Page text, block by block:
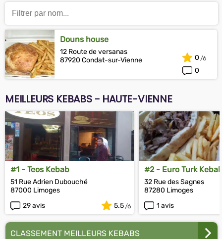
Douns house
12 Route de versanas
87920 Condat-sur-Vienne
0
0
MEILLEURS KEBABS - HAUTE-VIENNE
#1 - Teos Kebab
51 Rue Adrien Dubouché
87000 Limoges
29 avis
5.5
#2 - Euro Turk
32 Rue des Sagnes
87280 Limoges
1 avis
CLASSEMENT MEILLEURS KEBABS